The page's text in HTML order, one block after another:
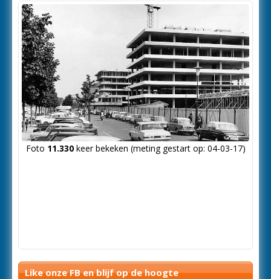
Foto 11.330keer bekeken (meting gestart op: 04-03-17)
Like onze FB en blijf op de hoogte